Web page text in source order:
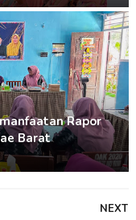
Rapor
Barat
NEXT